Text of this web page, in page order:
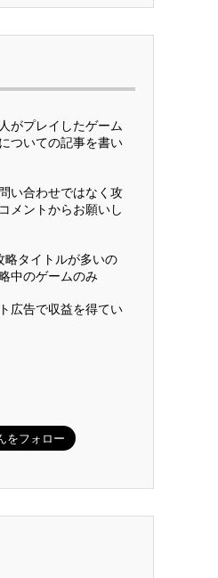
がプレイしたゲーム
ついての記事を書い
い合わせではなく攻
メントからお願いし
略タイトルが多いの
中のゲームのみ
広告で収益を得てい